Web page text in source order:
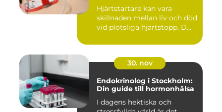
Hjärtstartare kan vara
skillnaden mellan liv och död
vid plötsliga hjärtstopp. D...
30. nov
Endokrinolog i Stockholm:
Din guide till hormonhälsa
I dagens hektiska och